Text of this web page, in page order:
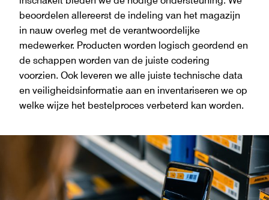
beoordelen allereerst de indeling van het magazijn
in nauw overleg met de verantwoordelijke
medewerker. Producten worden logisch geordend en
de schappen worden van de juiste codering
voorzien. Ook leveren we alle juiste technische data
en veiligheidsinformatie aan en inventariseren we op
welke wijze het bestelproces verbeterd kan worden.